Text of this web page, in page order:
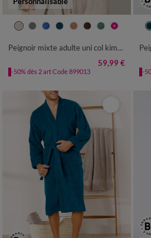
34/36 38/40 42/44
46/48
Peignoir mixte adulte uni col kimono personnalisé - éponge bouclette 380 g/m²
59,99 €
-50% dès 2 art Code 899013 -